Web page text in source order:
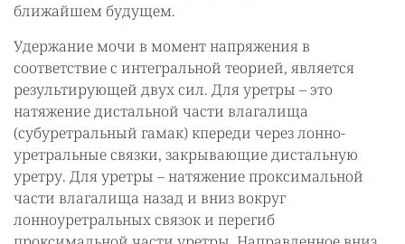
ближайшем будущем.
Удержание мочи в момент напряжения в
соответствие с интегральной теорией, является
результирующей двух сил. Для уретры – это
натяжение дистальной части влагалища
(субуретральный гамак) кпереди через лонно-
уретральные связки, закрывающие дистальную
уретру. Для уретры – натяжение проксимальной
части влагалища назад и вниз вокруг
лонноуретральных связок и перегиб